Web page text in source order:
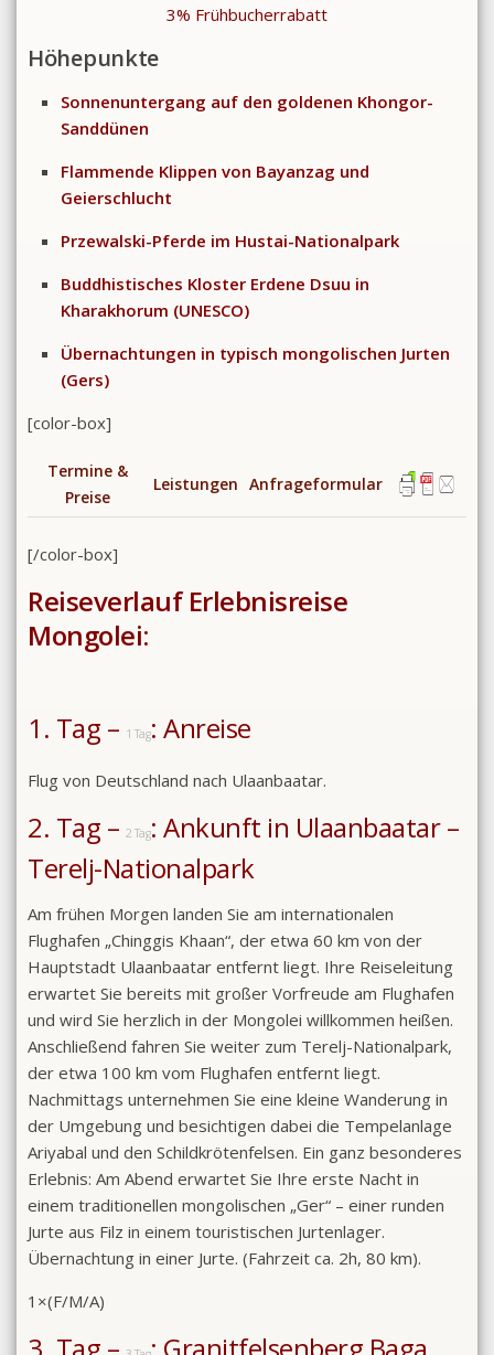
3% Frühbucherrabatt
Höhepunkte
Sonnenuntergang auf den goldenen Khongor-
Sanddünen
Flammende Klippen von Bayanzag und
Geierschlucht
Przewalski-Pferde im Hustai-Nationalpark
Buddhistisches Kloster Erdene Dsuu in
Kharakhorum (UNESCO)
Übernachtungen in typisch mongolischen Jurten
(Gers)
[color-box]
Termine &
Preise
Leistungen Anfrageformular
[/color-box]
Reiseverlauf Erlebnisreise
Mongolei:
1. Tag – 1 Tag: Anreise
Flug von Deutschland nach Ulaanbaatar.
2. Tag – 2 Tag: Ankunft in Ulaanbaatar –
Terelj-Nationalpark
Am frühen Morgen landen Sie am internationalen
Flughafen „Chinggis Khaan“, der etwa 60 km von der
Hauptstadt Ulaanbaatar entfernt liegt. Ihre Reiseleitung
erwartet Sie bereits mit großer Vorfreude am Flughafen
und wird Sie herzlich in der Mongolei willkommen heißen.
Anschließend fahren Sie weiter zum Terelj-Nationalpark,
der etwa 100 km vom Flughafen entfernt liegt.
Nachmittags unternehmen Sie eine kleine Wanderung in
der Umgebung und besichtigen dabei die Tempelanlage
Ariyabal und den Schildkrötenfelsen. Ein ganz besonderes
Erlebnis: Am Abend erwartet Sie Ihre erste Nacht in
einem traditionellen mongolischen „Ger“ – einer runden
Jurte aus Filz in einem touristischen Jurtenlager.
Übernachtung in einer Jurte. (Fahrzeit ca. 2h, 80 km).
1×(F/M/A)